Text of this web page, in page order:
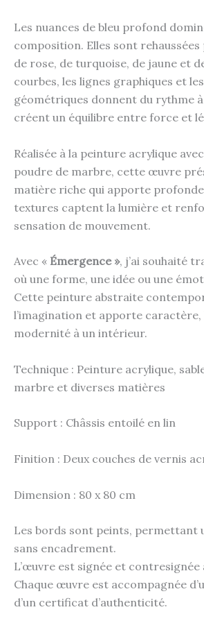
Les nuances de bleu profond
composition. Elles sont rehaussées
de rose, de turquoise, de jaune et
courbes, les lignes graphiques et
géométriques donnent du rythme à
créent un équilibre entre force et
Réalisée à la peinture acrylique
poudre de marbre, cette œuvre
matière riche qui apporte
textures captent la lumière et
sensation de mouvement.
Avec « Émergence », j’ai souhaité
où une forme, une idée ou une
Cette peinture abstraite
l’imagination et apporte
modernité à un intérieur.
Technique : Peinture acrylique,
marbre et diverses matières
Support : Châssis entoilé en lin
Finition : Deux couches de vernis
Dimension : 80 x 80 cm
Les bords sont peints, permettant
sans encadrement.
L’œuvre est signée et contresignée
Chaque œuvre est accompagnée
d’un certificat d’authenticité.